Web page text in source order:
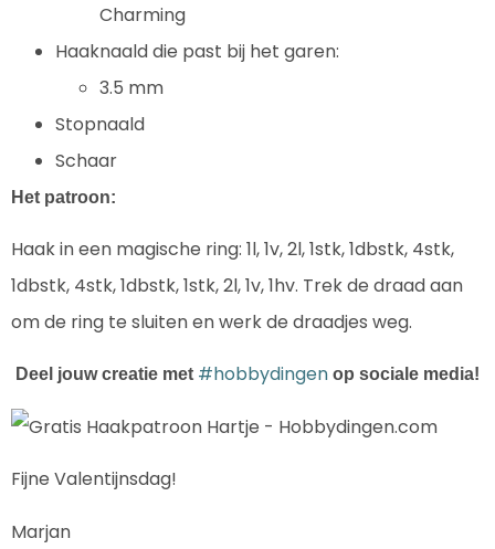
Charming
Haaknaald die past bij het garen:
3.5 mm
Stopnaald
Schaar
Het patroon:
Haak in een magische ring: 1l, 1v, 2l, 1stk, 1dbstk, 4stk,
1dbstk, 4stk, 1dbstk, 1stk, 2l, 1v, 1hv. Trek de draad aan
om de ring te sluiten en werk de draadjes weg.
Deel jouw creatie met #hobbydingen op sociale media!
Fijne Valentijnsdag!
Marjan